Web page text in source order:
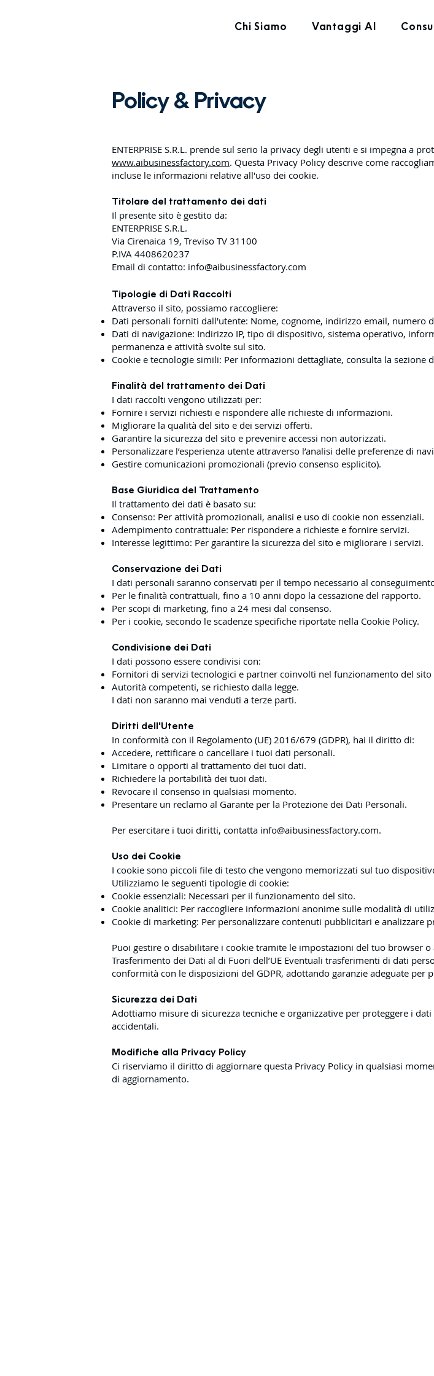
Chi Siamo Vantaggi AI
Policy & Privacy
ENTERPRISE S.R.L. prende sul serio la privacy degli utenti e si impegna a
www.aibusinessfactory.com. Questa Privacy Policy descrive come
incluse le informazioni relative all'uso dei cookie.
Titolare del trattamento dei dati
Il presente sito è gestito da:
ENTERPRISE S.R.L.
Via Cirenaica 19, Treviso TV 31100
P.IVA 4408620237
Email di contatto: info@aibusinessfactory.com
Tipologie di Dati Raccolti
Attraverso il sito, possiamo raccogliere:
Dati personali forniti dall'utente: Nome, cognome, indirizzo email,
Dati di navigazione: Indirizzo IP, tipo di dispositivo, sistema operativo,
permanenza e attività svolte sul sito.
Cookie e tecnologie simili: Per informazioni dettagliate, consulta la sezione
Finalità del trattamento dei Dati
I dati raccolti vengono utilizzati per:
Fornire i servizi richiesti e rispondere alle richieste di informazioni.
Migliorare la qualità del sito e dei servizi offerti.
Garantire la sicurezza del sito e prevenire accessi non autorizzati.
Personalizzare l’esperienza utente attraverso l’analisi delle preferenze di
Gestire comunicazioni promozionali (previo consenso esplicito).
Base Giuridica del Trattamento
Il trattamento dei dati è basato su:
Consenso: Per attività promozionali, analisi e uso di cookie non essenziali.
Adempimento contrattuale: Per rispondere a richieste e fornire servizi.
Interesse legittimo: Per garantire la sicurezza del sito e migliorare i servizi.
Conservazione dei Dati
I dati personali saranno conservati per il tempo necessario al
Per le finalità contrattuali, fino a 10 anni dopo la cessazione del rapporto.
Per scopi di marketing, fino a 24 mesi dal consenso.
Per i cookie, secondo le scadenze specifiche riportate nella Cookie Policy.
Condivisione dei Dati
I dati possono essere condivisi con:
Fornitori di servizi tecnologici e partner coinvolti nel funzionamento del sito
Autorità competenti, se richiesto dalla legge.
I dati non saranno mai venduti a terze parti.
Diritti dell'Utente
In conformità con il Regolamento (UE) 2016/679 (GDPR), hai il diritto di:
Accedere, rettificare o cancellare i tuoi dati personali.
Limitare o opporti al trattamento dei tuoi dati.
Richiedere la portabilità dei tuoi dati.
Revocare il consenso in qualsiasi momento.
Presentare un reclamo al Garante per la Protezione dei Dati Personali.
Per esercitare i tuoi diritti, contatta info@aibusinessfactory.com.
Uso dei Cookie
I cookie sono piccoli file di testo che vengono memorizzati sul tuo
Utilizziamo le seguenti tipologie di cookie:
Cookie essenziali: Necessari per il funzionamento del sito.
Cookie analitici: Per raccogliere informazioni anonime sulle modalità di
Cookie di marketing: Per personalizzare contenuti pubblicitari e analizzare
Puoi gestire o disabilitare i cookie tramite le impostazioni del tuo browser
Trasferimento dei Dati al di Fuori dell’UE Eventuali trasferimenti di dati
conformità con le disposizioni del GDPR, adottando garanzie adeguate per
Sicurezza dei Dati
Adottiamo misure di sicurezza tecniche e organizzative per proteggere i
accidentali.
Modifiche alla Privacy Policy
Ci riserviamo il diritto di aggiornare questa Privacy Policy in qualsiasi
di aggiornamento.